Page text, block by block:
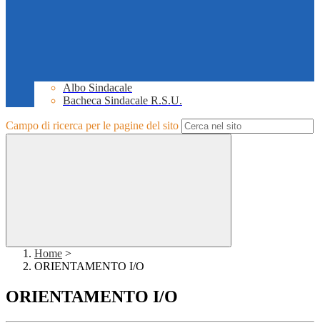
Albo Sindacale
Bacheca Sindacale R.S.U.
Campo di ricerca per le pagine del sito
Home >
ORIENTAMENTO I/O
ORIENTAMENTO I/O